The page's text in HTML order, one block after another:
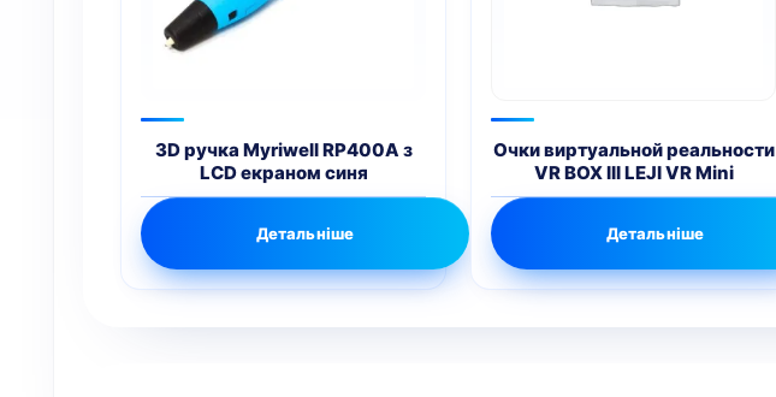
3D ручка Myriwell RP400A з
LCD екраном синя
Детальніше
Очки виртуальной реальности
VR BOX III LEJI VR Mini
Детальніше